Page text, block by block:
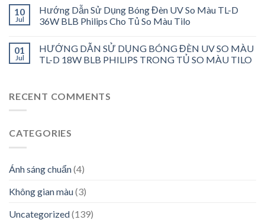
10
Jul
Hướng Dẫn Sử Dụng Bóng Đèn UV So Màu TL-D
36W BLB Philips Cho Tủ So Màu Tilo
01
Jul
HƯỚNG DẪN SỬ DỤNG BÓNG ĐÈN UV SO MÀU
TL-D 18W BLB PHILIPS TRONG TỦ SO MÀU TILO
RECENT COMMENTS
CATEGORIES
Ánh sáng chuẩn(4)
Không gian màu(3)
Uncategorized(139)